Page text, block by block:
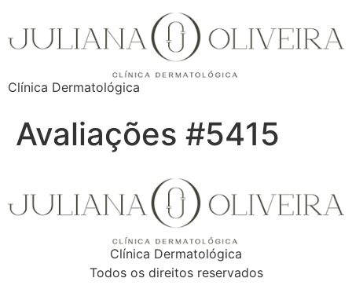
Clínica Dermatológica
Avaliações #5415
Clínica Dermatológica
Todos os direitos reservados